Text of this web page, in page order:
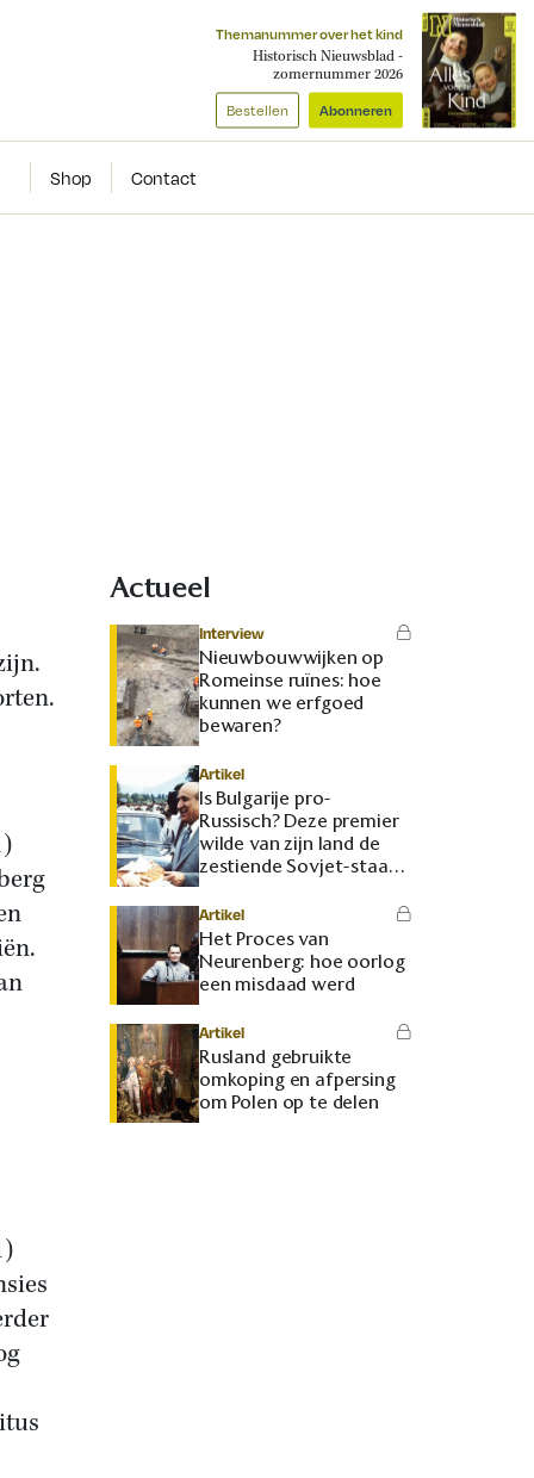
Themanummer over het kind
Historisch Nieuwsblad -
zomernummer 2026
Bestellen Abonneren
Shop Contact
Actueel
Interview
Nieuwbouwwijken op
Romeinse ruïnes: hoe
kunnen we erfgoed
bewaren?
Artikel
Is Bulgarije pro-
Russisch? Deze premier
wilde van zijn land de
zestiende Sovjet-staat
maken
Artikel
Het Proces van
Neurenberg: hoe oorlog
een misdaad werd
Artikel
Rusland gebruikte
omkoping en afpersing
om Polen op te delen